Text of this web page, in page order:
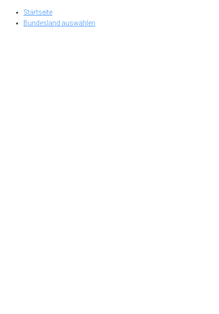
Skip
Startseite
Bundesland auswählen